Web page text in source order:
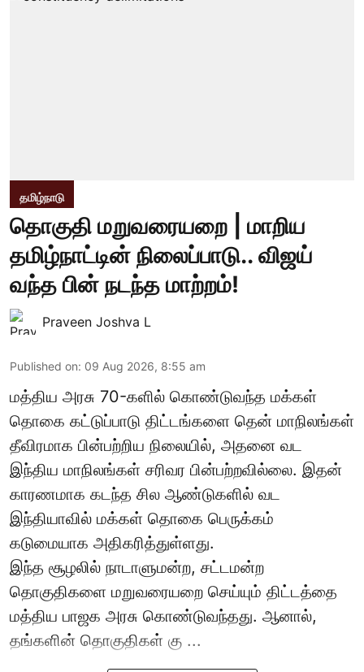
தமிழ்நாடு
தொகுதி மறுவரையறை | மாறிய
தமிழ்நாட்டின் நிலைப்பாடு.. விஜய்
வந்த பின் நடந்த மாற்றம்!
Praveen Joshva L
Published on: 09 Aug 2026, 8:55 am
மத்திய அரசு 70-களில் கொண்டுவந்த மக்கள்
தொகை கட்டுப்பாடு திட்டங்களை தென் மாநிலங்கள்
தீவிரமாக பின்பற்றிய நிலையில், அதனை வட
இந்திய மாநிலங்கள் சரிவர பின்பற்றவில்லை. இதன்
காரணமாக கடந்த சில ஆண்டுகளில் வட
இந்தியாவில் மக்கள் தொகை பெருக்கம்
கடுமையாக அதிகரித்துள்ளது.
இந்த சூழலில் நாடாளுமன்ற, சட்டமன்ற
தொகுதிகளை மறுவரையறை செய்யும் திட்டத்தை
மத்திய பாஜக அரசு கொண்டுவந்தது. ஆனால்,
தங்களின் தொகுதிகள் கு ...